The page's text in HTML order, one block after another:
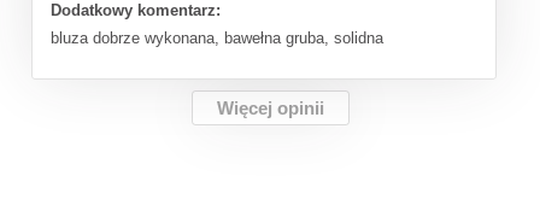
Dodatkowy komentarz:
bluza dobrze wykonana, bawełna gruba, solidna
Więcej opinii